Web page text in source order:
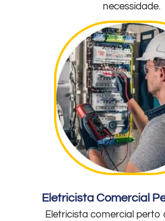
necessidade.
Eletricista Comercial
Eletricista comercial perto